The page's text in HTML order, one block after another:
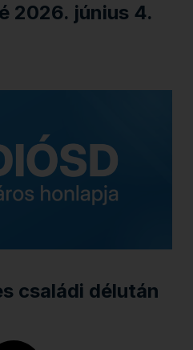
2026. június 4.
családi délután